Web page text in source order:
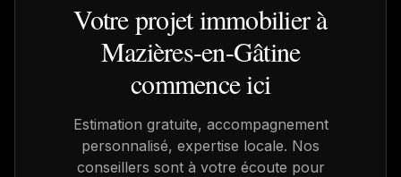
Votre projet immobilier à
Mazières-en-Gâtine
commence ici
Estimation gratuite, accompagnement
personnalisé, expertise locale. Nos
conseillers sont à votre écoute pour